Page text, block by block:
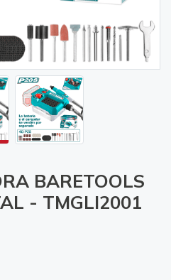
BARETOOLS
- TMGLI2001